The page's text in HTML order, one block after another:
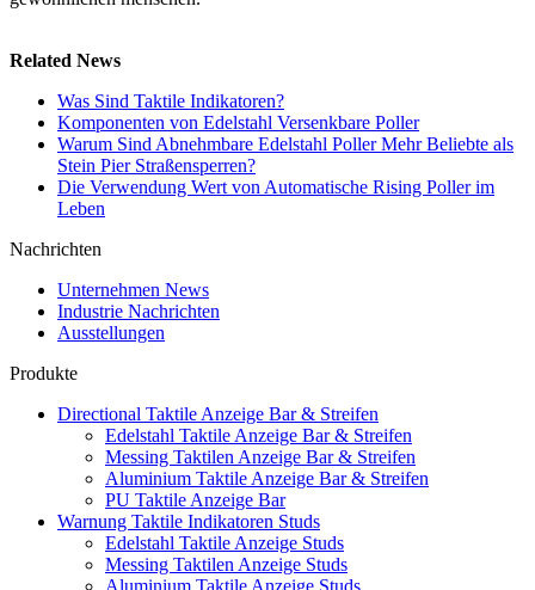
Related News
Was Sind Taktile Indikatoren?
Komponenten von Edelstahl Versenkbare Poller
Warum Sind Abnehmbare Edelstahl Poller Mehr Beliebte als
Stein Pier Straßensperren?
Die Verwendung Wert von Automatische Rising Poller im
Leben
Nachrichten
Unternehmen News
Industrie Nachrichten
Ausstellungen
Produkte
Directional Taktile Anzeige Bar & Streifen
Edelstahl Taktile Anzeige Bar & Streifen
Messing Taktilen Anzeige Bar & Streifen
Aluminium Taktile Anzeige Bar & Streifen
PU Taktile Anzeige Bar
Warnung Taktile Indikatoren Studs
Edelstahl Taktile Anzeige Studs
Messing Taktilen Anzeige Studs
Aluminium Taktile Anzeige Studs